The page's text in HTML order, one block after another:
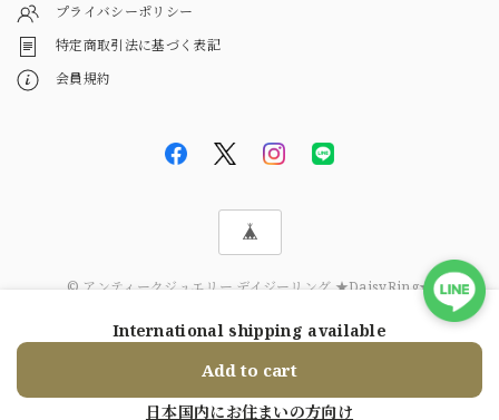
プライバシーポリシー
特定商取引法に基づく表記
会員規約
© アンティークジュエリー デイジーリング ★DaisyRing★
International shipping available
Add to cart
日本国内にお住まいの方向け
ショップに質問する